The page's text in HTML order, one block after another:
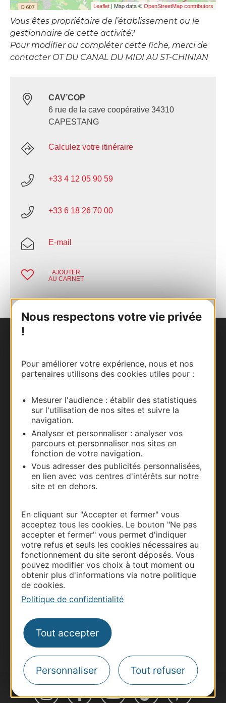
Nous respectons votre vie privée
!
Pour améliorer votre expérience, nous et nos
partenaires utilisons des cookies utiles pour :
Mesurer l'audience : établir des statistiques
sur l'utilisation de nos sites et suivre la
navigation.
Analyser et personnaliser : analyser vos
parcours et personnaliser nos sites en
fonction de votre navigation.
Vous adresser des publicités personnalisées,
en lien avec vos centres d'intérêts sur notre
site et en dehors.
En cliquant sur "Accepter et fermer" vous
acceptez tous les cookies. Le bouton "Ne pas
accepter et fermer" vous permet d'indiquer
votre refus et seuls les cookies nécessaires au
fonctionnement du site seront déposés. Vous
pouvez modifier vos choix à tout moment ou
obtenir plus d'informations via notre politique
de cookies.
Politique de confidentialité
Tout accepter
Personnaliser Tout refuser
Leaflet | Map data © OpenStreetMap contributors
Vous êtes propriétaire de l’établissement ou le
gestionnaire de cette activité?
Pour modifier ou compléter cette fiche, merci de
contacter OT DU CANAL DU MIDI AU ST-CHINIAN
CAV’COP
6 rue de la cave coopérative 34310
CAPESTANG
Calculez votre itinéraire
+33 4 12 05 90 59
+33 6 18 26 70 00
E-mail
AJOUTER
AU CARNET
Carte interactive
Thermalisme
Business/Mice
Pros d'Occitanie
Site presse et d'influence
Voyagistes
Destination Sport
Inscrivez-vous à la lettre d'information
suggestions de séjours, de visites et de sorties.
Je m'abonne